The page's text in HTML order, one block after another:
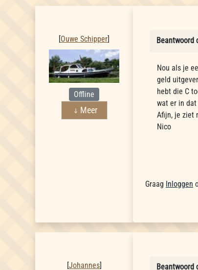
[Ouwe Schipper]
Offline
Meer
Beantwoord
Nou als je
geld
hebt die C
wat er in
Afijn, je ziet
Nico
Graag Inloggen
[Johannes] Beantwoord